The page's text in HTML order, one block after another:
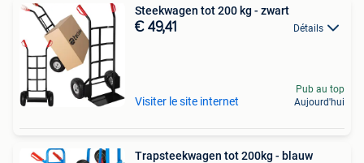
Steekwagen tot 200 kg - zwart
€ 49,41 Détails
Visiter le site internet
Pub au top
Aujourd'hui
Trapsteekwagen tot 200kg - blauw